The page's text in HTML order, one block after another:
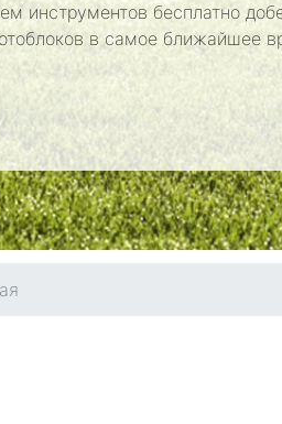
инструментов бесплатно
в самое ближайшее